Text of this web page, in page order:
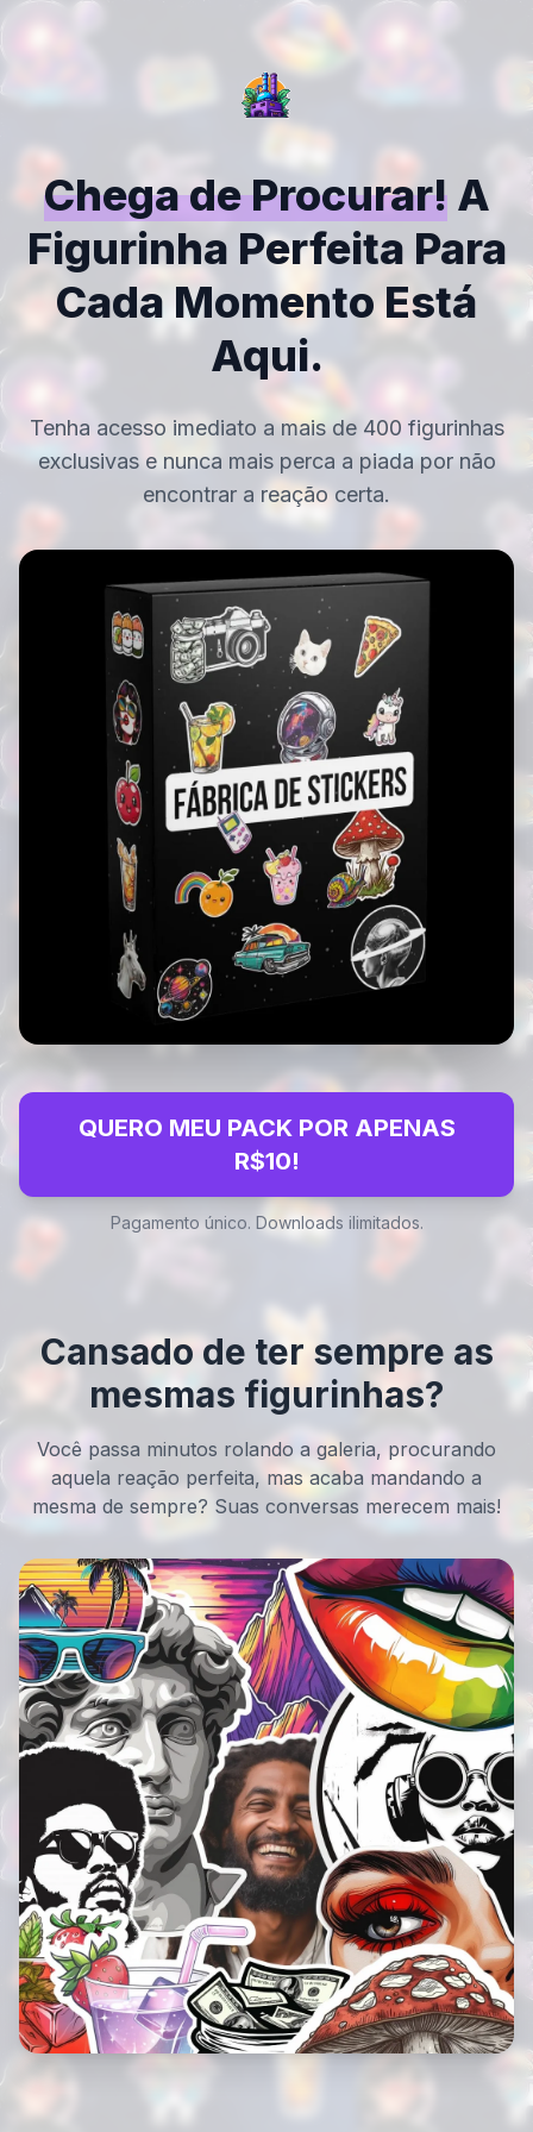
Chega de Procurar!A
Figurinha Perfeita Para
Cada Momento Está
Aqui.
Tenha acesso imediato a mais de 400 figurinhas
exclusivas e nunca mais perca a piada por não
encontrar a reação certa.
QUERO MEU PACK POR APENAS
R$10!
Pagamento único. Downloads ilimitados.
Cansado de ter sempre as
mesmas figurinhas?
Você passa minutos rolando a galeria, procurando
aquela reação perfeita, mas acaba mandando a
mesma de sempre? Suas conversas merecem mais!